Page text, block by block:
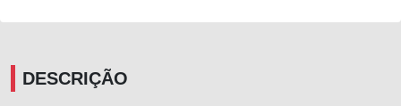
DESCRIÇÃO